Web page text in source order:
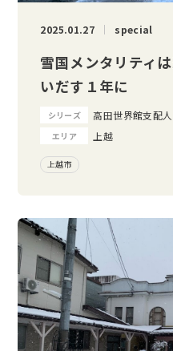
2025.01.27 special
雪国メンタリティ
いだす１年に
シリーズ 高田世界館支配
エリア 上越
上越市